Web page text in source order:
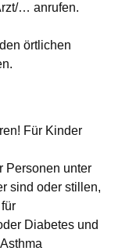
… anrufen.
örtlichen
Für Kinder
Personen unter
sind oder stillen,
Diabetes und